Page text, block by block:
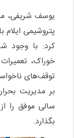
یوسف شریفی،
کرد: با وجود
خوراک،
توقف‌های
بر مدیریت
سالی موفق را
بگذارد.